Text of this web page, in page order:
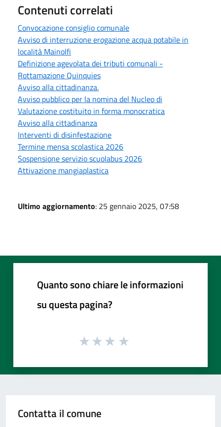
Contenuti correlati
Convocazione consiglio comunale
Avviso di interruzione erogazione acqua potabile in
località Mainolfi
Definizione agevolata dei tributi comunali -
Rottamazione Quinquies
Avviso alla cittadinanza.
Avviso pubblico per la nomina del Nucleo di
Valutazione costituito in forma monocratica
Avviso alla cittadinanza
Interventi di disinfestazione
Termine mensa scolastica 2026
Sospensione servizio scuolabus 2026
Attivazione mangiaplastica
Ultimo aggiornamento: 25 gennaio 2025, 07:58
Quanto sono chiare le informazioni
su questa pagina?
Contatta il comune